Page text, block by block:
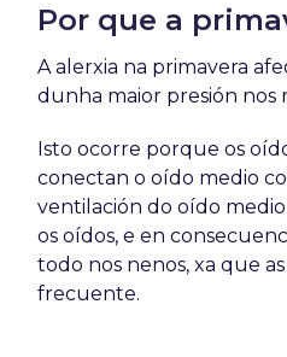
Por que a
A alerxia na primavera
dunha maior presión nos
Isto ocorre porque os
conectan o oído medio
ventilación do oído
os oídos, e en
todo nos nenos, xa que
frecuente.